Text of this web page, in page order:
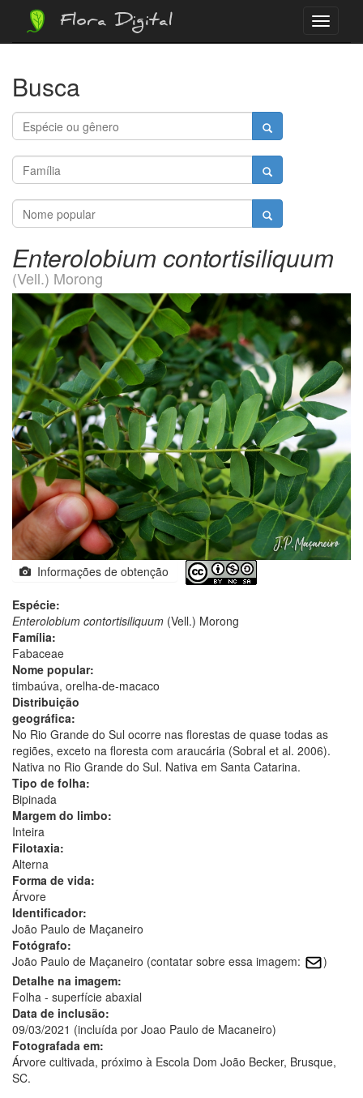
Menu
Flora Digital
Busca
Enterolobium contortisiliquum
(Vell.) Morong
Informações de obtenção
Espécie:
Enterolobium contortisiliquum (Vell.) Morong
Família:
Fabaceae
Nome popular:
timbaúva, orelha-de-macaco
Distribuição
geográfica:
No Rio Grande do Sul ocorre nas florestas de quase todas as
regiões, exceto na floresta com araucária (Sobral et al. 2006).
Nativa no Rio Grande do Sul. Nativa em Santa Catarina.
Tipo de folha:
Bipinada
Margem do limbo:
Inteira
Filotaxia:
Alterna
Forma de vida:
Árvore
Identificador:
João Paulo de Maçaneiro
Fotógrafo:
João Paulo de Maçaneiro (contatar sobre essa imagem:
)
Detalhe na imagem:
Folha - superfície abaxial
Data de inclusão:
09/03/2021 (incluída por Joao Paulo de Macaneiro)
Fotografada em:
Árvore cultivada, próximo à Escola Dom João Becker, Brusque,
SC.